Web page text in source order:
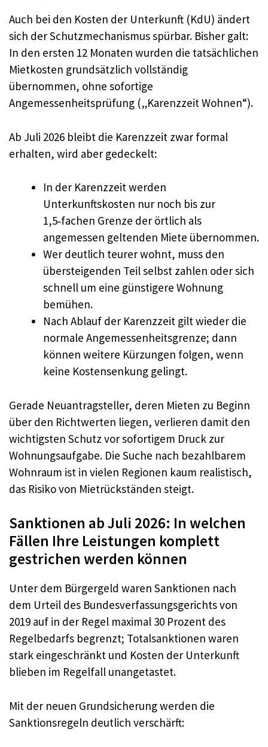
Auch bei den Kosten der Unterkunft (KdU) ändert
sich der Schutzmechanismus spürbar. Bisher galt:
In den ersten 12 Monaten wurden die tatsächlichen
Mietkosten grundsätzlich vollständig
übernommen, ohne sofortige
Angemessenheitsprüfung („Karenzzeit Wohnen“).
Ab Juli 2026 bleibt die Karenzzeit zwar formal
erhalten, wird aber gedeckelt:
In der Karenzzeit werden
Unterkunftskosten nur noch bis zur
1,5‑fachen Grenze der örtlich als
angemessen geltenden Miete übernommen.
Wer deutlich teurer wohnt, muss den
übersteigenden Teil selbst zahlen oder sich
schnell um eine günstigere Wohnung
bemühen.
Nach Ablauf der Karenzzeit gilt wieder die
normale Angemessenheitsgrenze; dann
können weitere Kürzungen folgen, wenn
keine Kostensenkung gelingt.
Gerade Neuantragsteller, deren Mieten zu Beginn
über den Richtwerten liegen, verlieren damit den
wichtigsten Schutz vor sofortigem Druck zur
Wohnungsaufgabe. Die Suche nach bezahlbarem
Wohnraum ist in vielen Regionen kaum realistisch,
das Risiko von Mietrückständen steigt.
Sanktionen ab Juli 2026: In welchen
Fällen Ihre Leistungen komplett
gestrichen werden können
Unter dem Bürgergeld waren Sanktionen nach
dem Urteil des Bundesverfassungsgerichts von
2019 auf in der Regel maximal 30 Prozent des
Regelbedarfs begrenzt; Totalsanktionen waren
stark eingeschränkt und Kosten der Unterkunft
blieben im Regelfall unangetastet.
Mit der neuen Grundsicherung werden die
Sanktionsregeln deutlich verschärft: